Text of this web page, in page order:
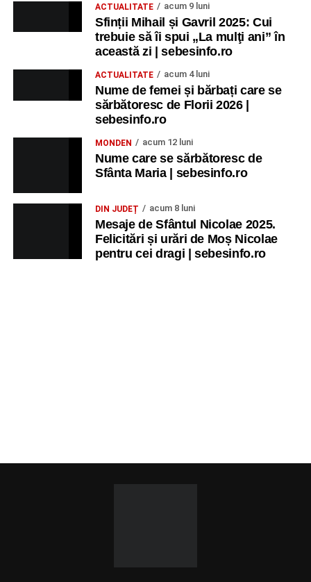
ACTUALITATE acum 9 luni
Sfinții Mihail și Gavril 2025: Cui
trebuie să îi spui „La mulţi ani” în
această zi | sebesinfo.ro
ACTUALITATE acum 4 luni
Nume de femei și bărbați care se
sărbătoresc de Florii 2026 |
sebesinfo.ro
MONDEN acum 12 luni
Nume care se sărbătoresc de
Sfânta Maria | sebesinfo.ro
DIN JUDEȚ acum 8 luni
Mesaje de Sfântul Nicolae 2025.
Felicitări și urări de Moș Nicolae
pentru cei dragi | sebesinfo.ro